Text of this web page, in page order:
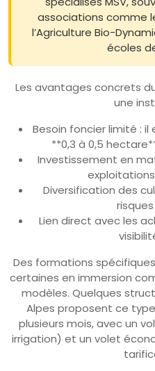
associations comme
l’Agriculture Bio-
écoles
Les avantages concrets
une
Besoin foncier limité :
**0,3 à 0,5
Investissement en
Diversification des
Lien direct avec les
Des formations
certaines en immersion
modèles. Quelques
Alpes proposent ce
plusieurs mois, avec un
irrigation) et un volet